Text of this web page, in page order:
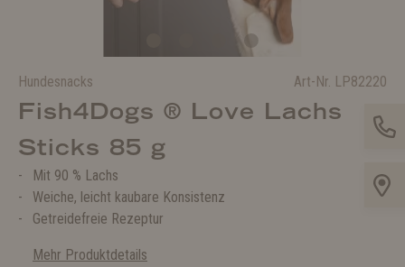
Hundesnacks Art-Nr. LP82220
Fish4Dogs ® Love Lachs
Sticks 85 g
Mit 90 % Lachs
Weiche, leicht kaubare Konsistenz
Getreidefreie Rezeptur
Mehr Produktdetails